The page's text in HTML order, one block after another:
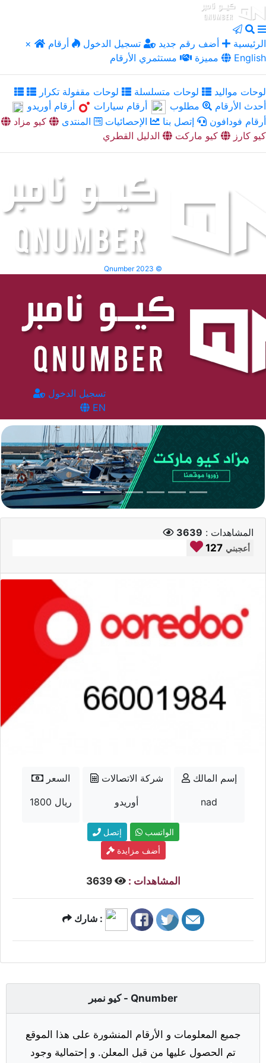
× الرئيسية أضف رقم جديد تسجيل الدخول
أرقام
مميزة
مستثمري الأرقام English
لوحات مواليد لوحات متسلسلة
لوحات مقفولة تكرار
أحدث الأرقام
مطلوب أرقام سيارات
أرقام أوريدو
أرقام فودافون
إتصل بنا الإحصائيات المنتدى
كيو مزاد
كيو كارز
كيو ماركت الدليل القطري
Qnumber 2023 ©
تسجيل الدخول
EN
المشاهدات : 3639
127 أعجبني
السعر
1800 ريال
شركة الاتصالات
أوريدو
إسم المالك
nad
إتصل
الواتسب
أضف مزايدة
المشاهدات : 3639
شارك :
كيو نمبر - Qnumber
جميع المعلومات و الأرقام المنشورة على هذا الموقع
تم الحصول عليها من قبل المعلن. و إحتمالية وجود